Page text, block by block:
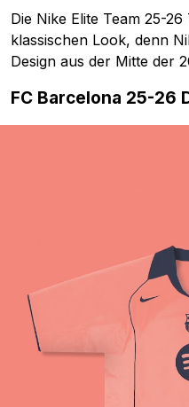
Die Nike Elite Team 25-
klassischen Look, denn
Design aus der Mitte der
FC Barcelona 25-26